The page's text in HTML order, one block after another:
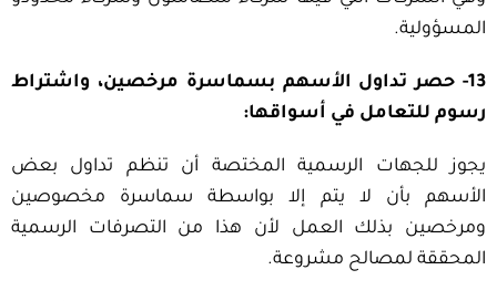
المسؤولية.
13- حصر تداول الأسهم بسماسرة مرخصين، واشتراط
رسوم للتعامل في أسواقها:
يجوز للجهات الرسمية المختصة أن تنظم تداول بعض
الأسهم بأن لا يتم إلا بواسطة سماسرة مخصوصين
ومرخصين بذلك العمل لأن هذا من التصرفات الرسمية
المحققة لمصالح مشروعة.